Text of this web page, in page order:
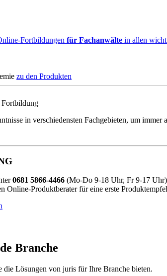
Fortbildungen für Fachanwälte in allen
zu den Produkten
in verschiedensten Fachgebieten, um immer
0681 5866-4466 (Mo-Do 9-18 Uhr, Fr 9-17
Online-Produktberater für eine erste
Branche
die Lösungen von juris für Ihre Branche bieten.